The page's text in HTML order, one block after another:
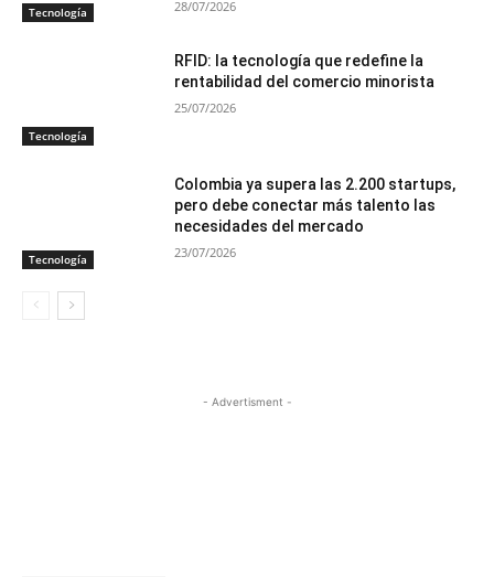
Tecnología 28/07/2026
Tecnología
RFID: la tecnología que redefine la
rentabilidad del comercio minorista
25/07/2026
Tecnología
Colombia ya supera las 2.200 startups,
pero debe conectar más talento las
necesidades del mercado
23/07/2026
- Advertisment -